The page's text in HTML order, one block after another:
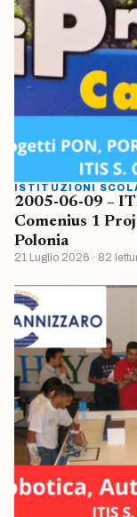
ISTITUZIONI
2005-06-09 –
Comenius 1
Polonia
21 Luglio 2026 · 82